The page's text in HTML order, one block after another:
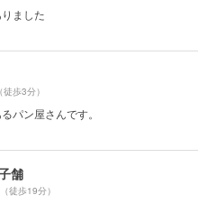
ました
（徒歩3分）
パン屋さんです。
舗
（徒歩19分）